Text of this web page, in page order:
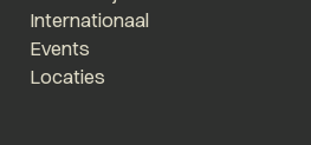
Internationaal
Events
Locaties